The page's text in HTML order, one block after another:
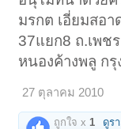
มรกต เอี่ยมสอา
37แยก8 ถ.เพช
หนองค้างพลู กรุ
27 ตุลาคม 2010
ถูกใจ x 1 ดูร